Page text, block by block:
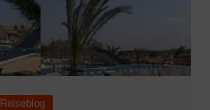
Reiseblog